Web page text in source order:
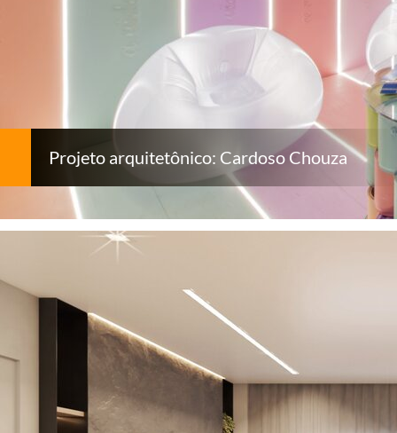
Projeto arquitetônico: Cardoso Chouza